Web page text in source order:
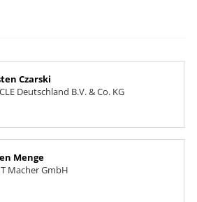
Czarski
Deutschland B.V. & Co. KG
Menge
Macher GmbH